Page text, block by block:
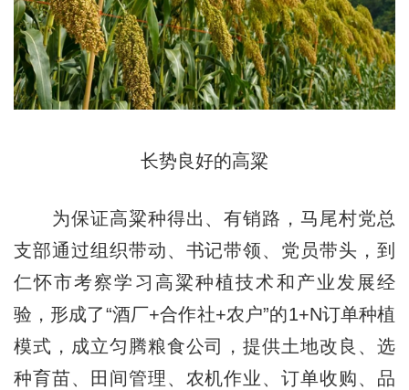
长势良好的高粱
为保证高粱种得出、有销路，马尾村党总
支部通过组织带动、书记带领、党员带头，到
仁怀市考察学习高粱种植技术和产业发展经
验，形成了“酒厂+合作社+农户”的1+N订单种植
模式，成立匀腾粮食公司，提供土地改良、选
种育苗、田间管理、农机作业、订单收购、品